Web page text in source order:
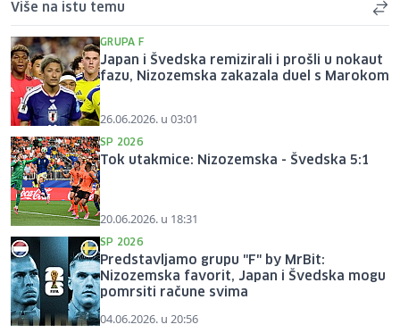
Više na istu temu
GRUPA F
Japan i Švedska remizirali i prošli u nokaut
fazu, Nizozemska zakazala duel s Marokom
26.06.2026. u 03:01
SP 2026
Tok utakmice: Nizozemska - Švedska 5:1
20.06.2026. u 18:31
SP 2026
Predstavljamo grupu "F" by MrBit:
Nizozemska favorit, Japan i Švedska mogu
pomrsiti račune svima
04.06.2026. u 20:56